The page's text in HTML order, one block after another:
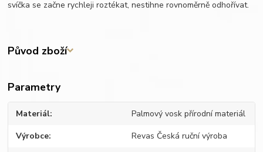
svíčka se začne rychleji roztékat, nestihne rovnoměrně odhořívat.
Původ zboží
Parametry
Materiál Palmový vosk přírodní materiál
Výrobce Revas Česká ruční výroba